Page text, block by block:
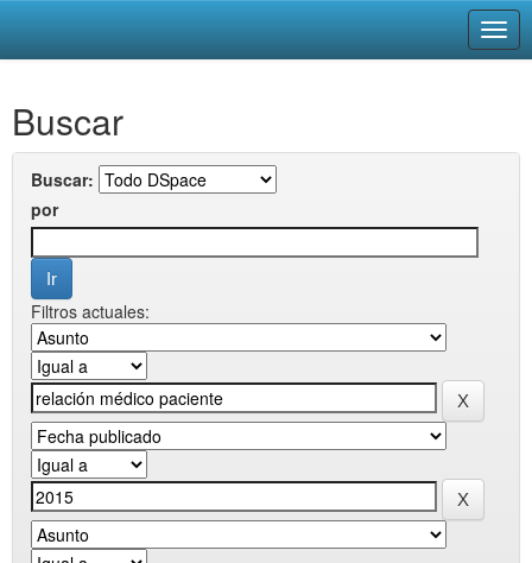
navigation
Buscar
Buscar:
por
Filtros actuales: